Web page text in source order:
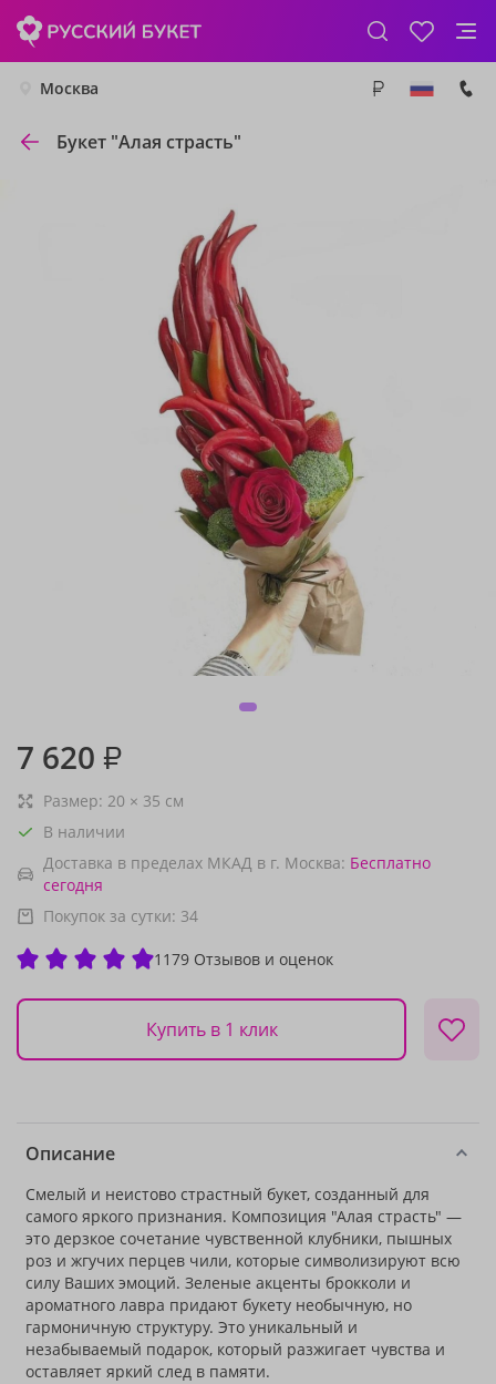
Москва
Букет "Алая страсть"
7 620 ₽
Размер: 20 × 35 см
В наличии
Доставка в пределах МКАД в г. Москва: Бесплатно
сегодня
Покупок за сутки: 34
1179 Отзывов и оценок
Купить в 1 клик
Описание
Смелый и неистово страстный букет, созданный для
самого яркого признания. Композиция "Алая страсть" —
это дерзкое сочетание чувственной клубники, пышных
роз и жгучих перцев чили, которые символизируют всю
силу Ваших эмоций. Зеленые акценты брокколи и
ароматного лавра придают букету необычную, но
гармоничную структуру. Это уникальный и
незабываемый подарок, который разжигает чувства и
оставляет яркий след в памяти.